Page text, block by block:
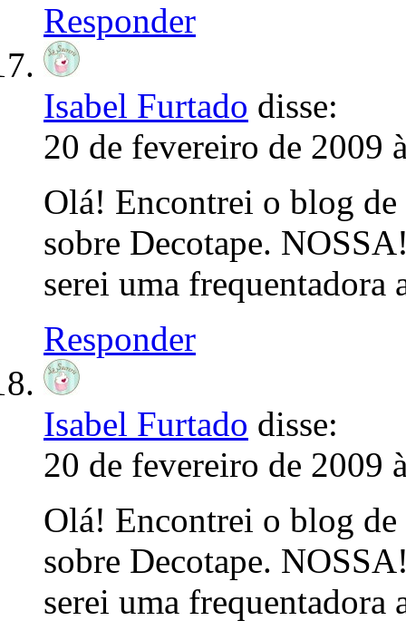
Responder
Isabel Furtado disse:
20 de fevereiro de 2009
Olá! Encontrei o blog
sobre Decotape.
serei uma frequentadora
Responder
Isabel Furtado disse:
20 de fevereiro de 2009
Olá! Encontrei o blog
sobre Decotape.
serei uma frequentadora